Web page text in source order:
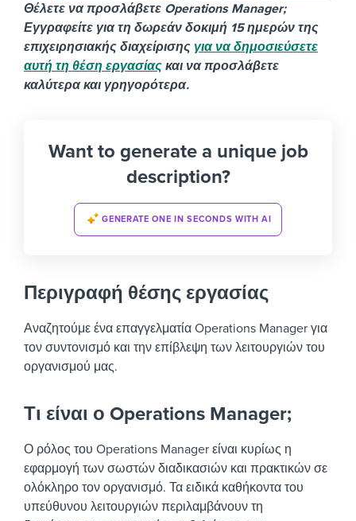
Θέλετε να προσλάβετε Operations Manager;
Εγγραφείτε για τη δωρεάν δοκιμή 15 ημερών της
επιχειρησιακής διαχείρισης για να δημοσιεύσετε
αυτή τη θέση εργασίας και να προσλάβετε
καλύτερα και γρηγορότερα.
Want to generate a unique job
description?
GENERATE ONE IN SECONDS WITH AI
Περιγραφή θέσης εργασίας
Αναζητούμε ένα επαγγελματία Operations Manager για
τον συντονισμό και την επίβλεψη των λειτουργιών του
οργανισμού μας.
Τι είναι ο Operations Manager;
Ο ρόλος του Operations Manager είναι κυρίως η
εφαρμογή των σωστών διαδικασιών και πρακτικών σε
ολόκληρο τον οργανισμό. Τα ειδικά καθήκοντα του
υπεύθυνου λειτουργιών περιλαμβάνουν τη